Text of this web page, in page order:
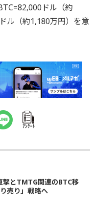
ドル（約
ル（約1,180万円）を意
ｱﾝｹｰﾄ
撃とTMTG関連のBTC移
売り」戦略へ